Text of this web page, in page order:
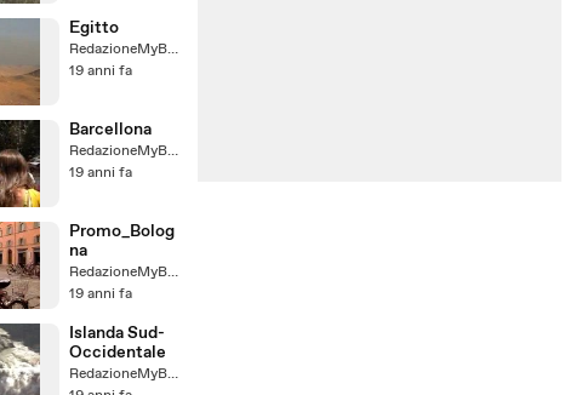
Egitto
RedazioneMyBaggy
19 anni fa
Barcellona
RedazioneMyBaggy
19 anni fa
Promo_Bolog
na
RedazioneMyBaggy
19 anni fa
Islanda Sud-
Occidentale
RedazioneMyBaggy